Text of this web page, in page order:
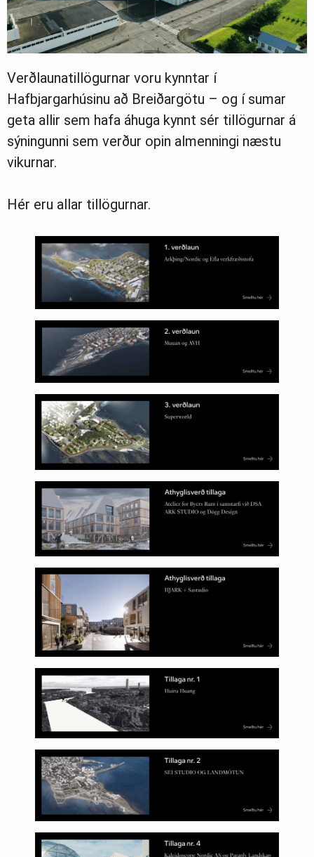
Verðlaunatillögurnar voru kynntar í
Hafbjargarhúsinu að Breiðargötu – og í sumar
geta allir sem hafa áhuga kynnt sér tillögurnar á
sýningunni sem verður opin almenningi næstu
vikurnar.
Hér eru allar tillögurnar.